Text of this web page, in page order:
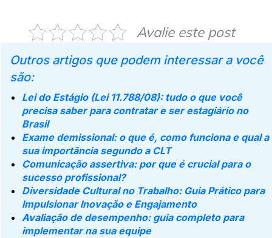
Avalie este post
Outros artigos que podem interessar a você
são:
Lei do Estágio (Lei 11.788/08): tudo o que você
precisa saber para contratar e ser estagiário no
Brasil
Exame demissional: o que é, como funciona e qual a
sua importância segundo a CLT
Comunicação assertiva: por que é crucial para o
sucesso profissional?
Diversidade Cultural no Trabalho: Guia Prático para
Impulsionar Inovação e Engajamento
Avaliação de desempenho: guia completo para
implementar na sua equipe